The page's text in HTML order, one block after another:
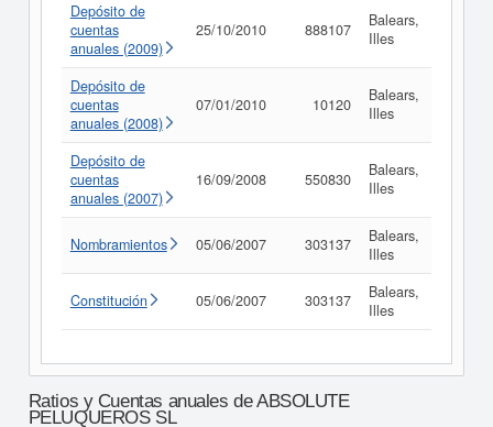
Depósito de
cuentas
anuales (2009)
25/10/2010 888107
Balears,
Illes
Depósito de
cuentas
anuales (2008)
07/01/2010 10120
Balears,
Illes
Depósito de
cuentas
anuales (2007)
16/09/2008 550830
Balears,
Illes
Nombramientos 05/06/2007 303137
Balears,
Illes
Constitución 05/06/2007 303137
Balears,
Illes
Ratios y Cuentas anuales de ABSOLUTE
PELUQUEROS SL